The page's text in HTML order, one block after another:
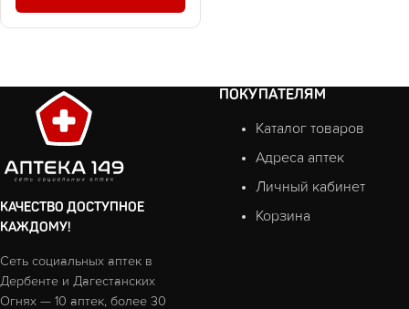
КАЧЕСТВО ДОСТУПНОЕ
КАЖДОМУ!
Сеть социальных аптек в
Дербенте и Дагестанских
Огнях — 10 аптек, более 30
ПОКУПАТЕЛЯМ
Каталог товаров
Адреса аптек
Личный кабинет
Корзина